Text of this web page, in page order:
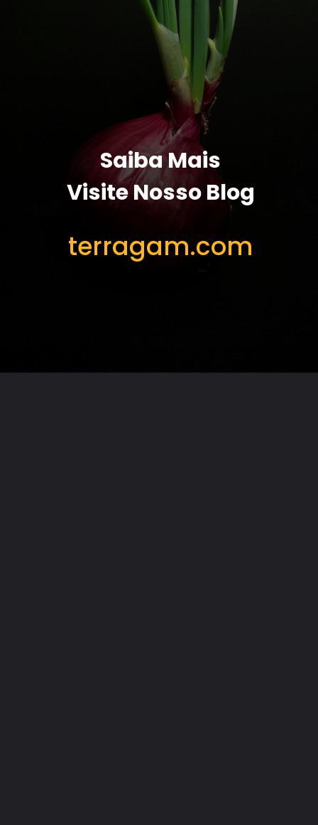
Saiba Mais
Visite Nosso Blog
terragam.com